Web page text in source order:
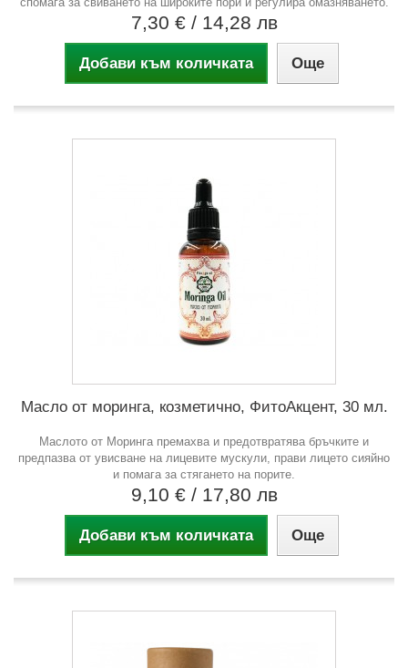
7,30 € / 14,28 лв
Добави към количката Още
Масло от моринга, козметично, ФитоАкцент, 30 мл.
Маслото от Моринга премахва и предотвратява бръчките и
предпазва от увисване на лицевите мускули, прави лицето сияйно
и помага за стягането на порите.
9,10 € / 17,80 лв
Добави към количката Още